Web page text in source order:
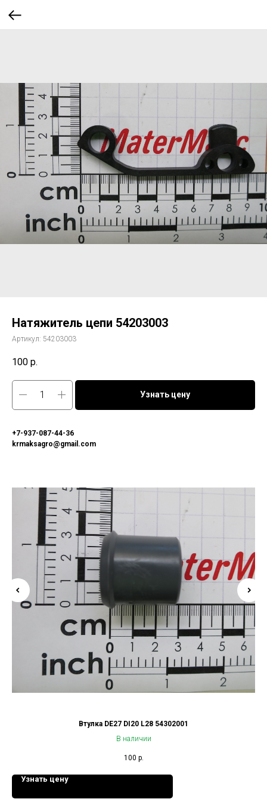
Натяжитель цепи 54203003
Артикул: 54203003
100 р.
Узнать цену
+7-937-087-44-36
krmaksagro@gmail.com
Втулка DE27 DI20 L28 54302001
В наличии
100 р.
Узнать цену